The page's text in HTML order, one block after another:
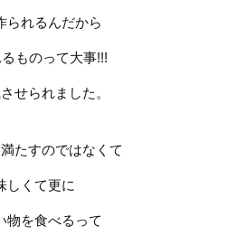
られるんだから
ものって大事!!!
せられました。
たすのではなくて
しくて更に
物を食べるって